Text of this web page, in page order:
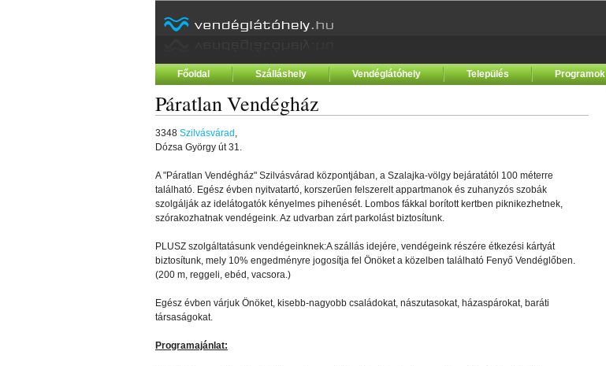
Főoldal Szálláshely Vendéglátóhely Település Programok
Páratlan Vendégház
3348 Szilvásvárad ,
Dózsa György út 31.
A "Páratlan Vendégház" Szilvásvárad központjában, a Szalajka-völgy bejáratától 100 méterre
található. Egész évben nyitvatartó, korszerűen felszerelt appartmanok és zuhanyzós szobák
szolgálják az idelátogatók kényelmes pihenését. Lombos fákkal borított kertben piknikezhetnek,
szórakozhatnak vendégeink. Az udvarban zárt parkolást biztosítunk.
PLUSZ szolgáltatásunk vendégeinknek:A szállás idejére, vendégeink részére étkezési kártyát
biztosítunk, mely 10% engedményre jogosítja fel Önöket a közelben található Fenyő Vendéglőben.
(200 m, reggeli, ebéd, vacsora.)
Egész évben várjuk Önöket, kisebb-nagyobb családokat, nászutasokat, házaspárokat, baráti
társaságokat.
Programajánlat: